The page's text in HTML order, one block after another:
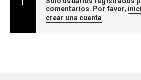
comentarios. Por favor,
crear una cuenta